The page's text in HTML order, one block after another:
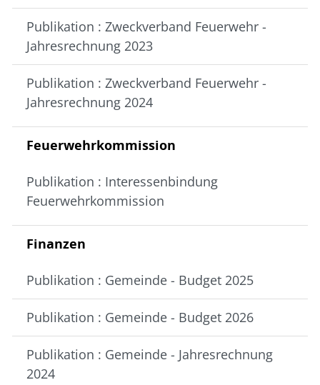
Publikation : Zweckverband Feuerwehr -
Jahresrechnung 2023
Publikation : Zweckverband Feuerwehr -
Jahresrechnung 2024
Feuerwehrkommission
Publikation : Interessenbindung
Feuerwehrkommission
Finanzen
Publikation : Gemeinde - Budget 2025
Publikation : Gemeinde - Budget 2026
Publikation : Gemeinde - Jahresrechnung
2024